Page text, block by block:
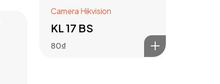
Camera Hikvision
KL 17 BS
80₫